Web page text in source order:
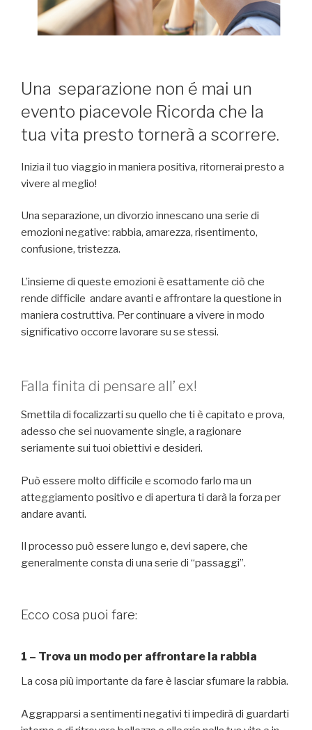
Una separazione non é mai un
evento piacevole Ricorda che la
tua vita presto tornerà a scorrere.
Inizia il tuo viaggio in maniera positiva, ritornerai presto a
vivere al meglio!
Una separazione, un divorzio innescano una serie di
emozioni negative: rabbia, amarezza, risentimento,
confusione, tristezza.
L’insieme di queste emozioni è esattamente ciò che
rende difficile andare avanti e affrontare la questione in
maniera costruttiva. Per continuare a vivere in modo
significativo occorre lavorare su se stessi.
Falla finita di pensare all’ ex!
Smettila di focalizzarti su quello che ti è capitato e prova,
adesso che sei nuovamente single, a ragionare
seriamente sui tuoi obiettivi e desideri.
Può essere molto difficile e scomodo farlo ma un
atteggiamento positivo e di apertura ti darà la forza per
andare avanti.
Il processo può essere lungo e, devi sapere, che
generalmente consta di una serie di “passaggi”.
Ecco cosa puoi fare:
1 – Trova un modo per affrontare la rabbia
La cosa più importante da fare è lasciar sfumare la rabbia.
Aggrapparsi a sentimenti negativi ti impedirà di guardarti